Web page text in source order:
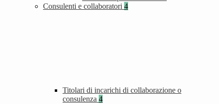
Consulenti e collaboratori 4
Titolari di incarichi di collaborazione o
consulenza 4